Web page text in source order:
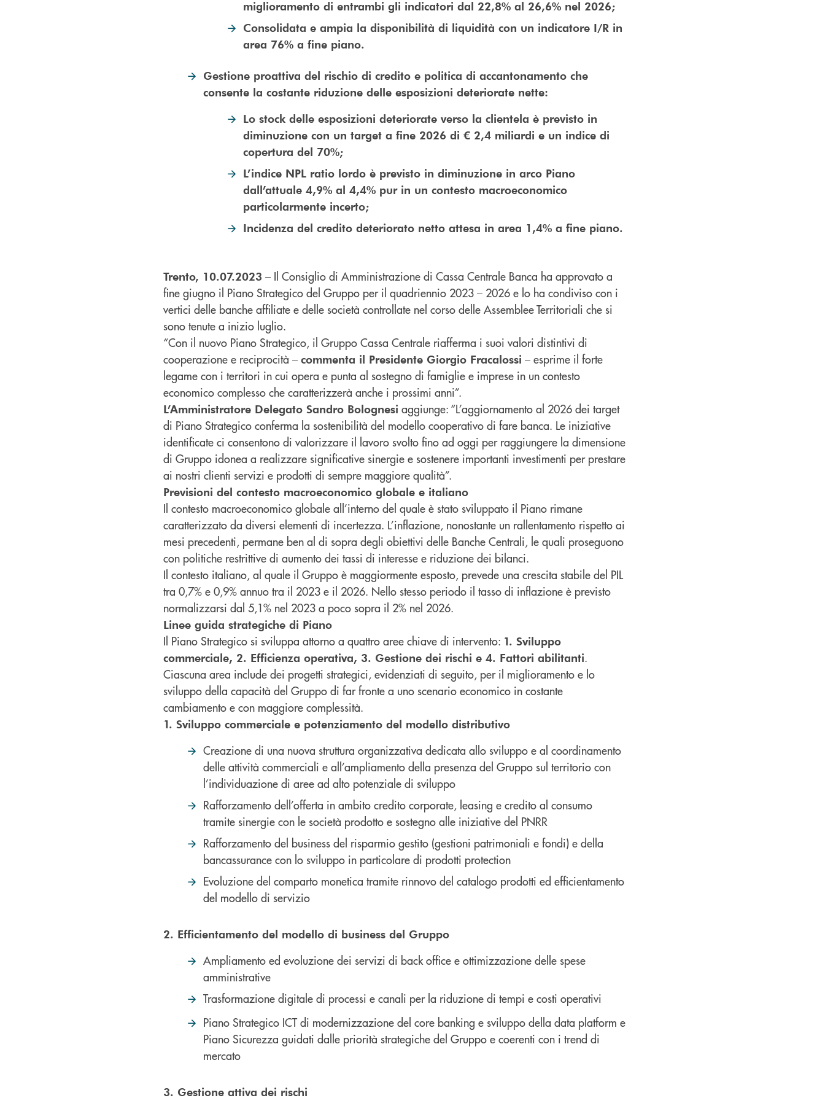
miglioramento di entrambi gli indicatori dal 22,8% al 26,6% nel 2026;
Consolidata e ampia la disponibilità di liquidità con un indicatore I/R in
area 76% a fine piano.
Gestione proattiva del rischio di credito e politica di accantonamento che
consente la costante riduzione delle esposizioni deteriorate nette:
Lo stock delle esposizioni deteriorate verso la clientela è previsto in
diminuzione con un target a fine 2026 di € 2,4 miliardi e un indice di
copertura del 70%;
L’indice NPL ratio lordo è previsto in diminuzione in arco Piano
dall’attuale 4,9% al 4,4% pur in un contesto macroeconomico
particolarmente incerto;
Incidenza del credito deteriorato netto attesa in area 1,4% a fine piano.
Trento, 10.07.2023 – Il Consiglio di Amministrazione di Cassa Centrale Banca ha approvato a
fine giugno il Piano Strategico del Gruppo per il quadriennio 2023 – 2026 e lo ha condiviso con i
vertici delle banche affiliate e delle società controllate nel corso delle Assemblee Territoriali che si
sono tenute a inizio luglio.
“Con il nuovo Piano Strategico, il Gruppo Cassa Centrale riafferma i suoi valori distintivi di
cooperazione e reciprocità – commenta il Presidente Giorgio Fracalossi – esprime il forte
legame con i territori in cui opera e punta al sostegno di famiglie e imprese in un contesto
economico complesso che caratterizzerà anche i prossimi anni”.
L’Amministratore Delegato Sandro Bolognesi aggiunge: “L’aggiornamento al 2026 dei target
di Piano Strategico conferma la sostenibilità del modello cooperativo di fare banca. Le iniziative
identificate ci consentono di valorizzare il lavoro svolto fino ad oggi per raggiungere la dimensione
di Gruppo idonea a realizzare significative sinergie e sostenere importanti investimenti per prestare
ai nostri clienti servizi e prodotti di sempre maggiore qualità”.
Previsioni del contesto macroeconomico globale e italiano
Il contesto macroeconomico globale all’interno del quale è stato sviluppato il Piano rimane
caratterizzato da diversi elementi di incertezza. L’inflazione, nonostante un rallentamento rispetto ai
mesi precedenti, permane ben al di sopra degli obiettivi delle Banche Centrali, le quali proseguono
con politiche restrittive di aumento dei tassi di interesse e riduzione dei bilanci.
Il contesto italiano, al quale il Gruppo è maggiormente esposto, prevede una crescita stabile del PIL
tra 0,7% e 0,9% annuo tra il 2023 e il 2026. Nello stesso periodo il tasso di inflazione è previsto
normalizzarsi dal 5,1% nel 2023 a poco sopra il 2% nel 2026.
Linee guida strategiche di Piano
Il Piano Strategico si sviluppa attorno a quattro aree chiave di intervento: 1. Sviluppo
commerciale, 2. Efficienza operativa, 3. Gestione dei rischi e 4. Fattori abilitanti.
Ciascuna area include dei progetti strategici, evidenziati di seguito, per il miglioramento e lo
sviluppo della capacità del Gruppo di far fronte a uno scenario economico in costante
cambiamento e con maggiore complessità.
1. Sviluppo commerciale e potenziamento del modello distributivo
Creazione di una nuova struttura organizzativa dedicata allo sviluppo e al coordinamento
delle attività commerciali e all’ampliamento della presenza del Gruppo sul territorio con
l’individuazione di aree ad alto potenziale di sviluppo
Rafforzamento dell’offerta in ambito credito corporate, leasing e credito al consumo
tramite sinergie con le società prodotto e sostegno alle iniziative del PNRR
Rafforzamento del business del risparmio gestito (gestioni patrimoniali e fondi) e della
bancassurance con lo sviluppo in particolare di prodotti protection
Evoluzione del comparto monetica tramite rinnovo del catalogo prodotti ed efficientamento
del modello di servizio
2. Efficientamento del modello di business del Gruppo
Ampliamento ed evoluzione dei servizi di back office e ottimizzazione delle spese
amministrative
Trasformazione digitale di processi e canali per la riduzione di tempi e costi operativi
Piano Strategico ICT di modernizzazione del core banking e sviluppo della data platform e
Piano Sicurezza guidati dalle priorità strategiche del Gruppo e coerenti con i trend di
mercato
3. Gestione attiva dei rischi